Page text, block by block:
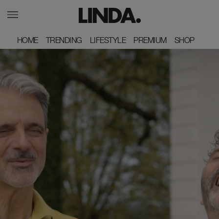
HOME
HOME TRENDING
TRENDING LIFESTYLE
LIFESTYLE PREMIUM
PREMIUM SHOP
SHOP